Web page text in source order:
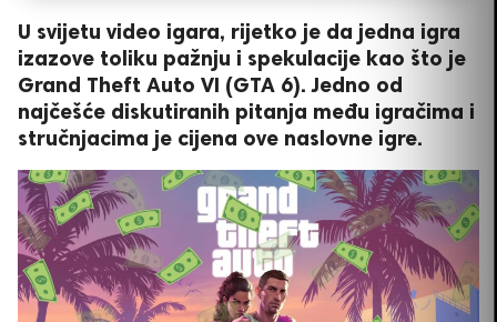
U svijetu video igara, rijetko je da jedna igra
izazove toliku pažnju i spekulacije kao što je
Grand Theft Auto VI (GTA 6). Jedno od
najčešće diskutiranih pitanja među igračima i
stručnjacima je cijena ove naslovne igre.